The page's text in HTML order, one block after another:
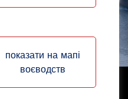
показати на мапі
воєводств